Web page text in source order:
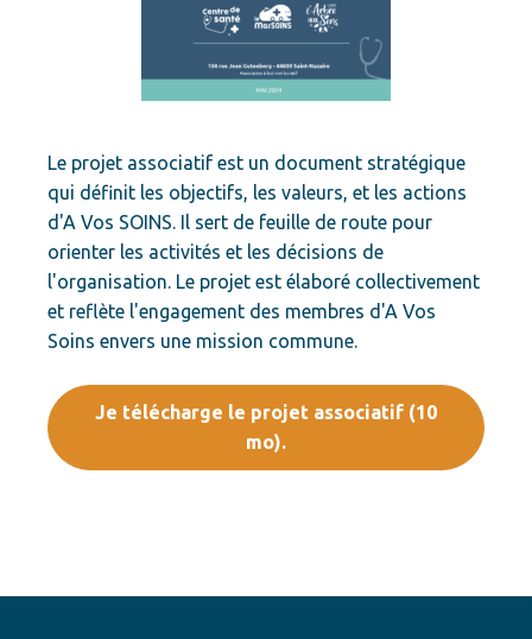
Le projet associatif est un document stratégique
qui définit les objectifs, les valeurs, et les actions
d'A Vos SOINS. Il sert de feuille de route pour
orienter les activités et les décisions de
l'organisation. Le projet est élaboré collectivement
et reflète l'engagement des membres d'A Vos
Soins envers une mission commune.
Je télécharge le projet associatif (10
mo).